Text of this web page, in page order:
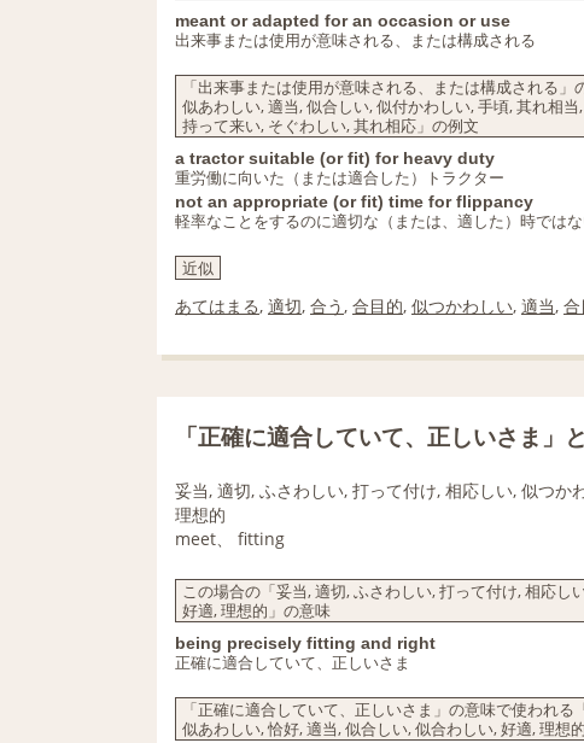
meant or adapted for an occasion or use
出来事または使用が意味される、または構成される
「出来事または使用が意味される、または構成される
似あわしい, 適当, 似合しい, 似付かわしい, 手頃, 其れ相
持って来い, そぐわしい, 其れ相応」の例文
a tractor suitable (or fit) for heavy duty
重労働に向いた（または適合した）トラクター
not an appropriate (or fit) time for flippancy
軽率なことをするのに適切な（または、適した）時では
近似
あてはまる, 適切, 合う, 合目的, 似つかわしい, 適当, 合
「正確に適合していて、正しいさま」
妥当, 適切, ふさわしい, 打って付け, 相応しい, 似つ
理想的
meet、 fitting
この場合の「妥当, 適切, ふさわしい, 打って付け, 相応
好適, 理想的」の意味
being precisely fitting and right
正確に適合していて、正しいさま
「正確に適合していて、正しいさま」の意味で使われ
似あわしい, 恰好, 適当, 似合しい, 似合わしい, 好適, 理想